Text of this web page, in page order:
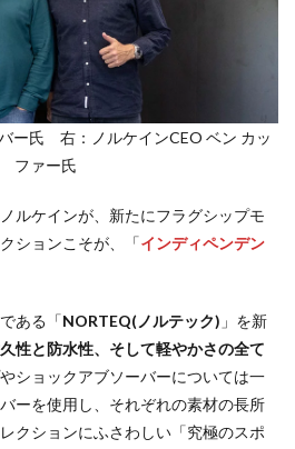
ー氏 右：ノルケインCEO ベン カッ
ファー氏
ルケインが、新たにフラグシップモ
ションこそが、「インディペンデン
ある「NORTEQ(ノルテック) 」を新
性と防水性、そして軽やかさの全て
ショックアブソーバーについては一
ーを使用し、それぞれの素材の長所
クションにふさわしい「究極のスポ